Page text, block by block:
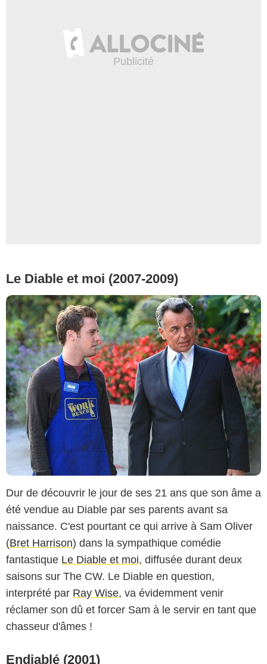
Le Diable et moi (2007-2009)
Dur de découvrir le jour de ses 21 ans que son âme a
été vendue au Diable par ses parents avant sa
naissance. C'est pourtant ce qui arrive à Sam Oliver
(Bret Harrison) dans la sympathique comédie
fantastique Le Diable et moi, diffusée durant deux
saisons sur The CW. Le Diable en question,
interprété par Ray Wise, va évidemment venir
réclamer son dû et forcer Sam à le servir en tant que
chasseur d'âmes !
Endiablé (2001)